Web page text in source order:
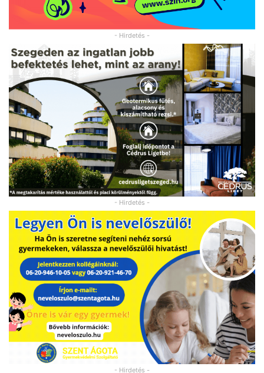
- Hirdetés -
- Hirdetés -
- Hirdetés -